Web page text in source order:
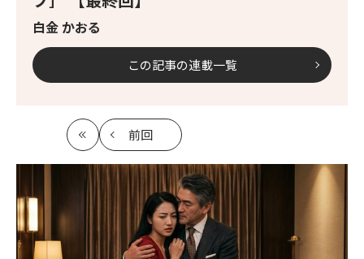
白金 かおる
この記事の連載一覧
最
初
前回
記
事
へ